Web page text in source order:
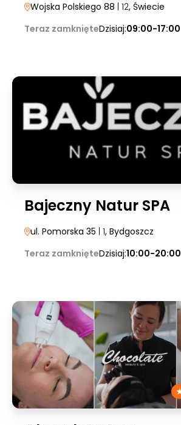
Wojska Polskiego 88 | 12, Świecie
Teraz zamknięteDzisiaj:09:00-17:00
Bajeczny Natur SPA
ul. Pomorska 35 | 1, Bydgoszcz
Teraz zamknięteDzisiaj:10:00-20:00